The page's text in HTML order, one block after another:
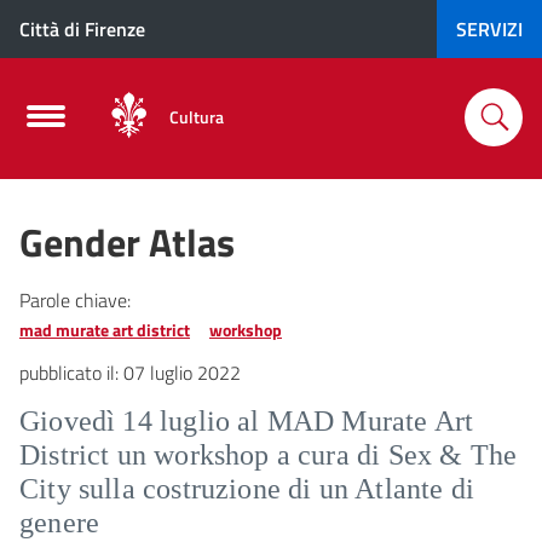
Città di Firenze SERVIZI
Cultura
Gender Atlas
Parole chiave:
mad murate art district workshop
pubblicato il:07 luglio 2022
Giovedì 14 luglio al MAD Murate Art
District un workshop a cura di Sex & The
City sulla costruzione di un Atlante di
genere